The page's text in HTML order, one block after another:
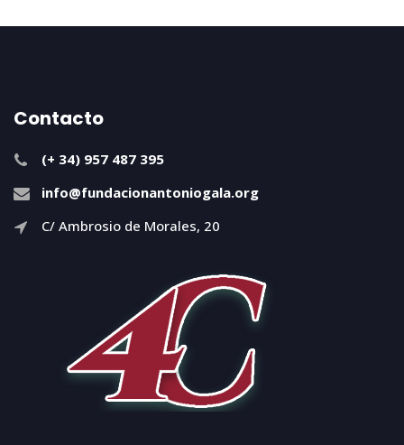
Contacto
(+ 34) 957 487 395
info@fundacionantoniogala.org
C/ Ambrosio de Morales, 20